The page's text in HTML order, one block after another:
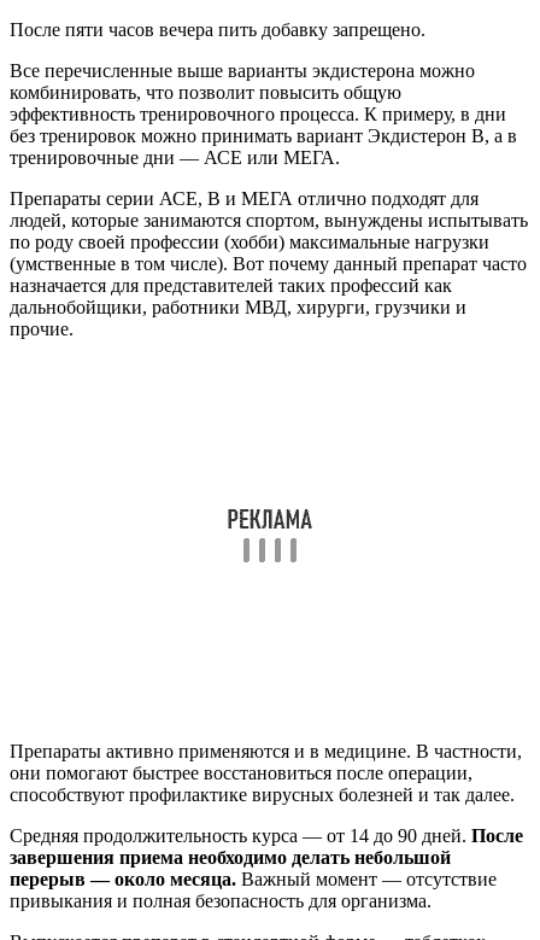
После пяти часов вечера пить добавку запрещено.
Все перечисленные выше варианты экдистерона можно
комбинировать, что позволит повысить общую
эффективность тренировочного процесса. К примеру, в дни
без тренировок можно принимать вариант Экдистерон В, а в
тренировочные дни — АСЕ или МЕГА.
Препараты серии АСЕ, В и МЕГА отлично подходят для
людей, которые занимаются спортом, вынуждены испытывать
по роду своей профессии (хобби) максимальные нагрузки
(умственные в том числе). Вот почему данный препарат часто
назначается для представителей таких профессий как
дальнобойщики, работники МВД, хирурги, грузчики и
прочие.
Препараты активно применяются и в медицине. В частности,
они помогают быстрее восстановиться после операции,
способствуют профилактике вирусных болезней и так далее.
Средняя продолжительность курса — от 14 до 90 дней. После
завершения приема необходимо делать небольшой
перерыв — около месяца. Важный момент — отсутствие
привыкания и полная безопасность для организма.